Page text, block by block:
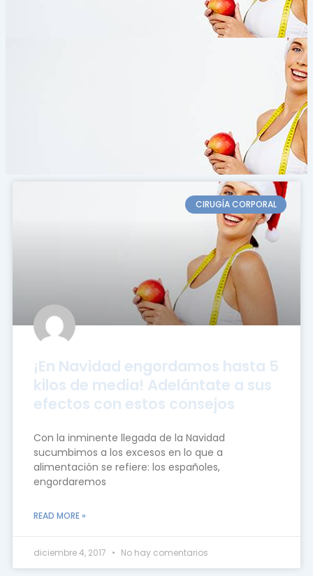
CIRUGÍA CORPORAL
¡En Navidad engordamos hasta 5
kilos de media! Adelántate a sus
efectos con estos consejos
Con la inminente llegada de la Navidad
sucumbimos a los excesos en lo que a
alimentación se refiere: los españoles,
engordaremos
READ MORE »
diciembre 4, 2017 No hay comentarios